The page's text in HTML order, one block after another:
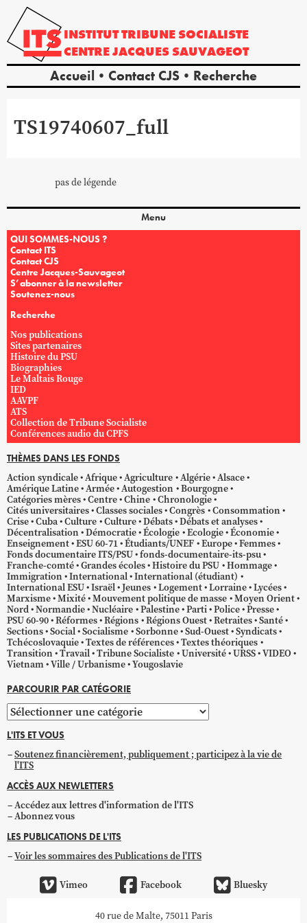
INSTITUTTRIBUNE SOCIALISTE
CENTREJACQUES SAUVAGEOT
Accueil Contact CJS Recherche
TS19740607_full
pas de légende
Menu
QUI SOMMES-NOUS ?
Contact ITS
Contact CJS
Centre Jacques-Sauvageot
S’abonner à la newsletter
Soutenez-nous
Recherche
Nos publications
Sites partenaires
Histoire du PSU
Biographies
Le Maltais Rouge
IED
AAVPF
ATS
Collection de Tribune Socialiste
Conférences audio du CPFS
THÈMES DANS LES FONDS
Action syndicale Afrique Agriculture Algérie Alsace
Amérique Latine Armée Autogestion
Bourgogne
Catégories mères Centre Chine Chronologie
Cités universitaires Classes sociales Congrès Consommation
Crise Cuba Culture Culture Débats Débats et analyses
Décentralisation Démocratie Écologie Ecologie Économie
Enseignement ESU 60-71 Étudiants/UNEF Europe Femmes
Fonds documentaire ITS/PSU fonds-documentaire-its-psu
Franche-comté Grandes écoles Histoire du PSU Hommage
Immigration International International (étudiant)
International ESU Israël Jeunes Logement Lorraine Lycées
Marxisme Mixité Mouvement politique de masse Moyen Orient
Nord Normandie Nucléaire Palestine Parti Police Presse
PSU 60-90 Réformes Régions Régions Ouest Retraites Santé
Sections Social Socialisme Sorbonne Sud-Ouest Syndicats
Tchécoslovaquie Textes de références Textes théoriques
Transition Travail Tribune Socialiste Université URSS VIDEO
Vietnam Ville / Urbanisme Yougoslavie
PARCOURIR PAR CATÉGORIE
Parcourir
par
catégorie
L'ITS ET VOUS
Soutenez financièrement, publiquement ; participez à la vie de
l'ITS
ACCÈS AUX NEWLETTERS
Accédez aux lettres d'information de l'ITS
Abonnez vous
LES PUBLICATIONS DE L'ITS
Voir les sommaires des Publications de l'ITS
Vimeo Facebook Bluesky
40 rue de Malte, 75011 Paris